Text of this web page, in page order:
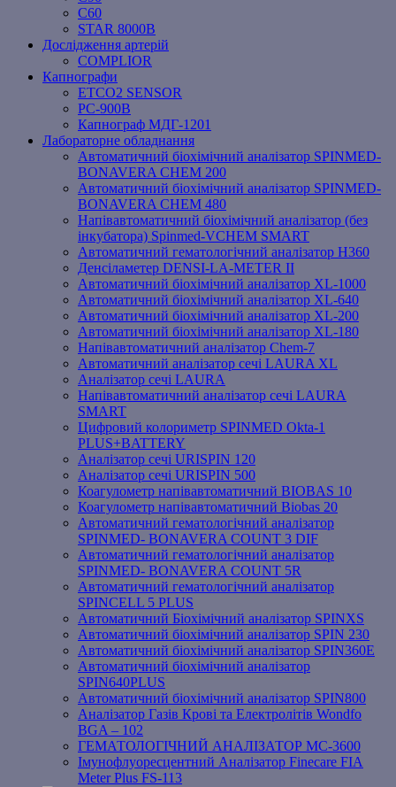
C60
STAR 8000B
Дослідження артерій
COMPLIOR
Капнографи
ETCO2 SENSOR
PC‐900B
Капнограф МДГ-1201
Лабораторне обладнання
Автоматичний біохімічний аналізатор SPINMED-
BONAVERA CHEM 200
Автоматичний біохімічний аналізатор SPINMED-
BONAVERA CHEM 480
Напівавтоматичний біохімічний аналізатор (без
інкубатора) Spinmed-VCHEM SMART
Автоматичний гематологічний аналізатор Н360
Денсіламетер DENSI-LA-METER ІІ
Автоматичний біохімічний аналізатор XL-1000
Автоматичний біохімічний аналізатор XL-640
Автоматичний біохімічний аналізатор XL-200
Автоматичний біохімічний аналізатор XL-180
Напівавтоматичний аналізатор Chem-7
Автоматичний аналізатор сечі LAURA XL
Аналізатор сечі LAURA
Напівавтоматичний аналізатор сечі LAURA
SMART
Цифровий колориметр SPINMED Okta-1
PLUS+BATTERY
Аналізатор сечі URISPIN 120
Аналізатор сечі URISPIN 500
Коагулометр напівавтоматичний BIOBAS 10
Коагулометр напівавтоматичний Biobas 20
Автоматичний гематологічний аналізатор
SPINMED- BONAVERA COUNT 3 DIF
Автоматичний гематологічний аналізатор
SPINMED- BONAVERA COUNT 5R
Автоматичний гематологічний аналізатор
SPINCELL 5 PLUS
Автоматичний Біохімічний аналізатор SPINXS
Автоматичний біохімічний аналізатор SPIN 230
Автоматичний біохімічний аналізатор SPIN360E
Автоматичний біохімічний аналізатор
SPIN640PLUS
Автоматичний біохімічний аналізатор SPIN800
Аналізатор Газів Крові та Електролітів Wondfo
BGA – 102
ГЕМАТОЛОГІЧНИЙ АНАЛІЗАТОР MC-3600
Імунофлуоресцентний Аналізатор Finecare FIA
Meter Plus FS-113